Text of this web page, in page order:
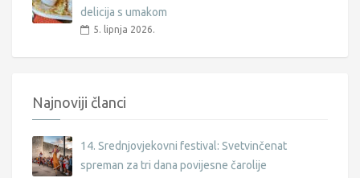
delicija s umakom
5. lipnja 2026.
Najnoviji članci
14. Srednjovjekovni festival: Svetvinčenat
spreman za tri dana povijesne čarolije